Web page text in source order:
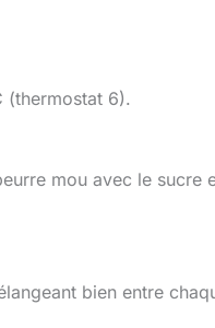
(thermostat 6).
mou avec le sucre
bien entre